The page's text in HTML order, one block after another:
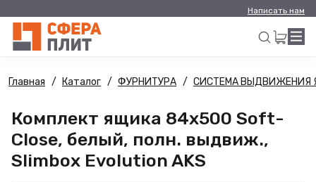
Написать нам
Искать
Главная Каталог ФУРНИТУРА СИСТЕМА ВЫДВИЖЕНИЯ
Комплект ящика 84х500 Soft-
Close, белый, полн. выдвиж.,
Slimbox Evolution AKS